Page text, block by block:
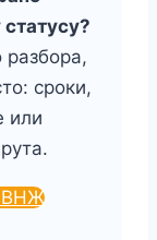
разбора,
сроки,
или
ВНЖ